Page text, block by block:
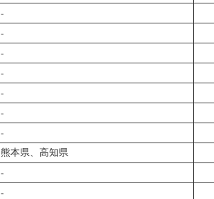
‐
‐
‐
‐
‐
‐
‐
熊本県、高知県
‐
‐